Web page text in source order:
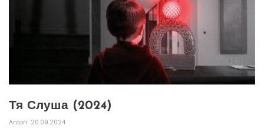
Тя Слуша (2024)
Anton 20.09.2024